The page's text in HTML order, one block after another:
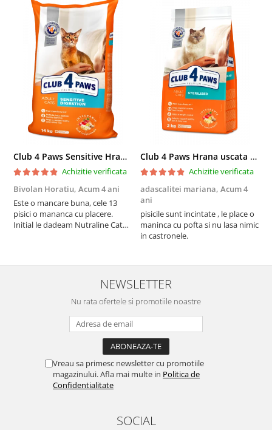
Club 4 Paws Sensitive Hrana uscata pisici adulte, 14kg
Achizitie verificata
Bivolan Horatiu, Acum 4 ani
Este o mancare buna, cele 13
pisici o mananca cu placere.
Initial le dadeam Nutraline Cat
nu o mananca cu placere. Eu
sunt multumit si voi continua cu
Club 4 Paws Hrana uscata pisici sterilizate, 2kg
Achizitie verificata
adascalitei mariana, Acum 4
ani
pisicile sunt incintate , le place o
maninca cu pofta si nu lasa nimic
in castronele.
NEWSLETTER
Nu rata ofertele si promotiile noastre
Vreau sa primesc newsletter cu promotiile
magazinului. Afla mai multe in Politica de
Confidentialitate
SOCIAL